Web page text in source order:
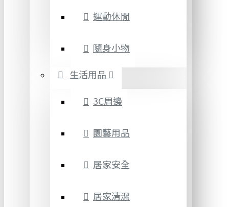
運動休閒
隨身小物
生活用品
3C周邊
園藝用品
居家安全
居家清潔